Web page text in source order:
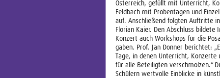
Österreich, gefüllt mit Unterricht,
Feldbach mit Probentagen und
auf. Anschließend folgten Auftritte
Florian Kaier. Den Abschluss
Konzert auch Workshops für die
gaben. Prof. Jan Donner berichtet:
Tage, in denen Unterricht, Konzerte
für alle Beteiligten verschmolzen.“
Schülern wertvolle Einblicke in